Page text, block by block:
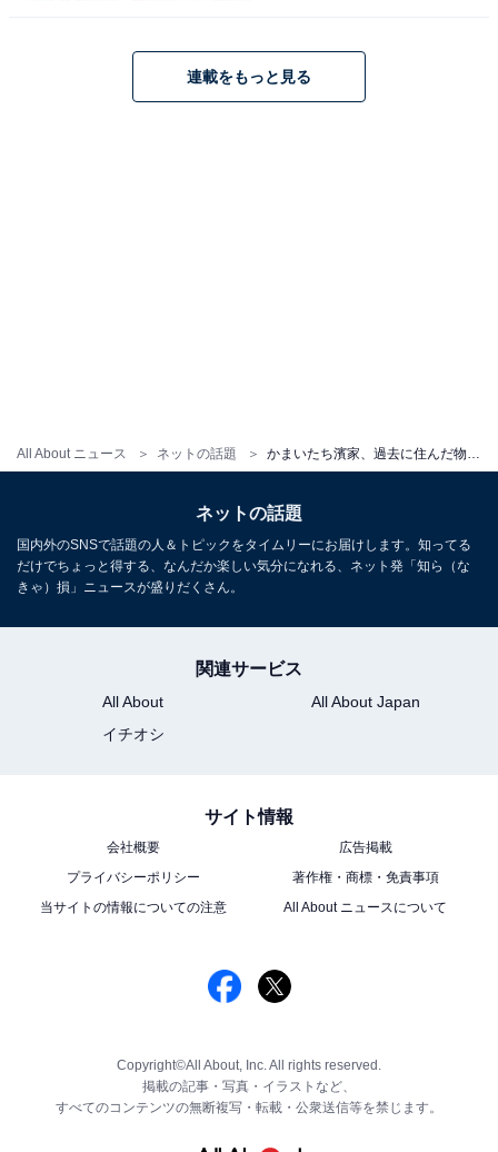
All About ニュース ネットの話題
連載をもっと見る
ネットの話題
国内外のSNSで話題の人＆トピックをタイムリーにお届けします。知ってる
だけでちょっと得する、なんだか楽しい気分になれる、ネット発「知ら（な
きゃ）損」ニュースが盛りだくさん。
関連サービス
All About
All About Japan
イチオシ
サイト情報
会社概要
広告掲載
プライバシーポリシー
著作権・商標・免責事項
当サイトの情報についての注意
All About ニュースについて
Copyright©All About, Inc. All rights reserved.
掲載の記事・写真・イラストなど、
すべてのコンテンツの無断複写・転載・公衆送信等を禁じます。